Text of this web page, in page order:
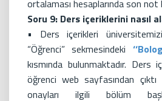
ortalaması hesaplarında son not
Soru 9: Ders içeriklerini nasıl
• Ders içerikleri
“Öğrenci” sekmesindeki
kısmında bulunmaktadır. Ders
öğrenci web sayfasından
onayları ilgili bölüm